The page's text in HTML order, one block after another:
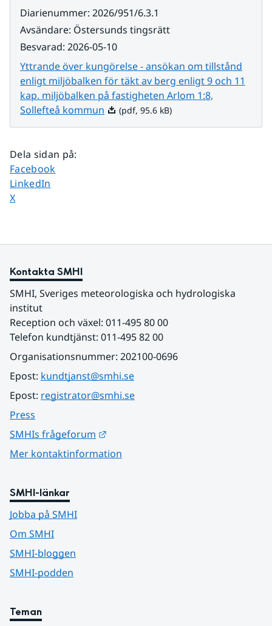
Diarienummer: 2026/951/6.3.1
Avsändare: Östersunds tingsrätt
Besvarad: 2026-05-10
Yttrande över kungörelse - ansökan om tillstånd
enligt miljöbalken för täkt av berg enligt 9 och 11
kap. miljöbalken på fastigheten Arlom 1:8,
Sollefteå kommun Pdf, 95.6 kB.
(pdf, 95.6 kB)
Dela sidan på:
Dela sidan på
Facebook
Dela sidan på
LinkedIn
Dela sidan på
X
Kontakta SMHI
SMHI, Sveriges meteorologiska och hydrologiska
institut
Reception och växel: 011-495 80 00
Telefon kundtjänst: 011-495 82 00
Organisationsnummer: 202100-0696
Epost: kundtjanst@smhi.se
Epost: registrator@smhi.se
Press
SMHIs frågeforum
Mer kontaktinformation
SMHI-länkar
Jobba på SMHI
Om SMHI
SMHI-bloggen
SMHI-podden
Teman